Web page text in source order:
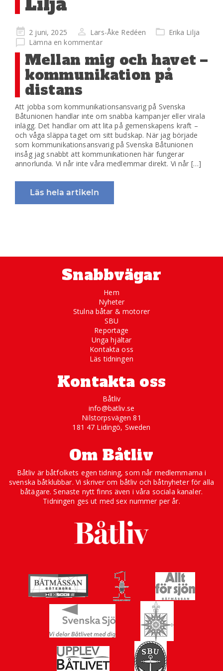
Publicerad
på
2 juni, 2025 Lars-Åke Redéen
Erika Lilja
Lämna en kommentar
Mellan mig och havet –
kommunikation på
distans
Att jobba som kommunikationsansvarig på Svenska
Båtunionen handlar inte om snabba kampanjer eller virala
inlägg. Det handlar om att lita på gemenskapens kraft –
och våga släppa taget om sitt budskap. När jag började
som kommunikationsansvarig på Svenska Båtunionen
insåg jag snabbt att kommunikationen här fungerar
annorlunda. Vi når inte våra medlemmar direkt. Vi når […]
Läs hela artikeln
Snabbvägar
Hem
Nyheter
Stulna båtar & motorer
SBU
Reportage
Unga hjältar
Kontakta oss
Läs tidningen
Kontakta oss
Båtliv
info@batliv.se
Nilstorpsvägen 81
181 47 Lidingö, Sweden
Om Båtliv
Båtliv är båtfolkets egen tidning, som når medlemmarna i
svenska båtklubbar. Vi skriver om båtliv och båtnyheter för alla
båtägare. Senaste nytt finns även i våra sociala kanaler.
Tidningen ges ut med sex nummer per år.